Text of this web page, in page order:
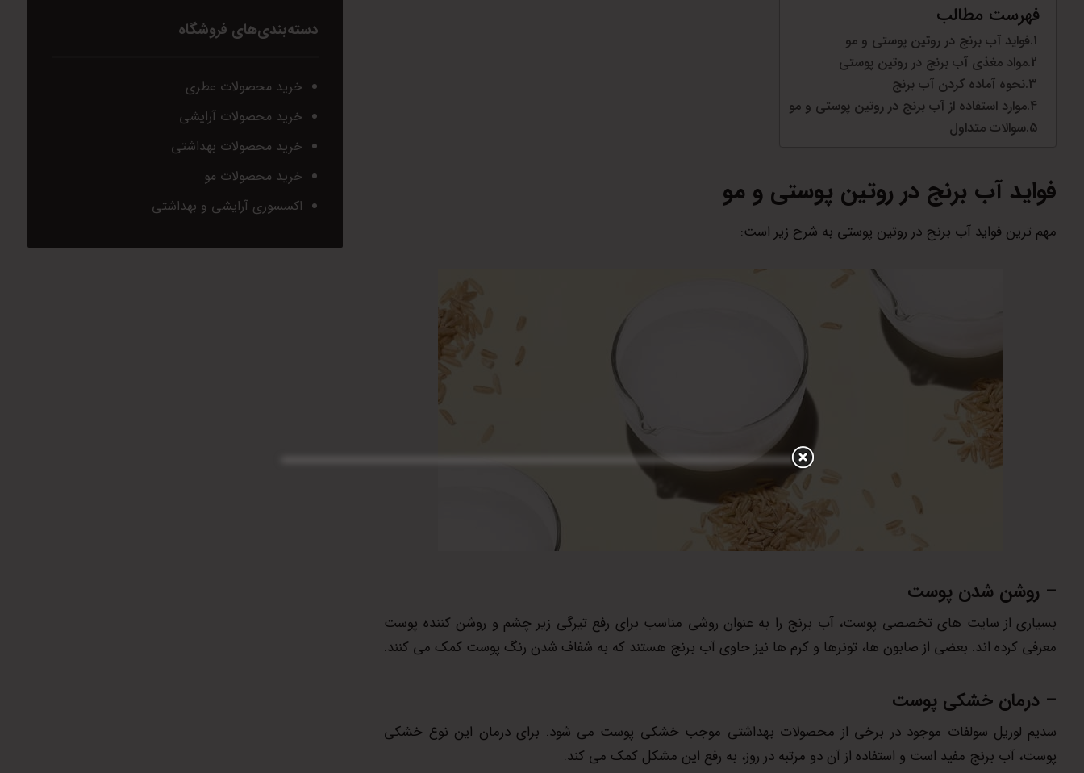
فهرست مطالب
فواید آب برنج در روتین پوستی و مو
مواد مغذی آب برنج در روتین پوستی
نحوه آماده کردن آب برنج
موارد استفاده از آب برنج در روتین پوستی و مو
سوالات متداول
فواید آب برنج در روتین پوستی و مو
مهم ترین فواید آب برنج در روتین پوستی به شرح زیر است:
– روشن شدن پوست
بسیاری از سایت های تخصصی پوست، آب برنج را به عنوان روشی مناسب برای رفع تیرگی زیر چشم و روشن کننده پوست
معرفی کرده اند. بعضی از صابون ها، تونرها و کرم ها نیز حاوی آب برنج هستند که به شفاف شدن رنگ پوست کمک می کنند.
– درمان خشکی پوست
سدیم لوریل سولفات موجود در برخی از محصولات بهداشتی موجب خشکی پوست می شود. برای درمان این نوع خشکی
پوست، آب برنج مفید است و استفاده از آن دو مرتبه در روز، به رفع این مشکل کمک می کند.
دسته‌بندی‌های فروشگاه
خرید محصولات عطری
خرید محصولات آرایشی
خرید محصولات بهداشتی
خرید محصولات مو
اکسسوری آرایشی و بهداشتی